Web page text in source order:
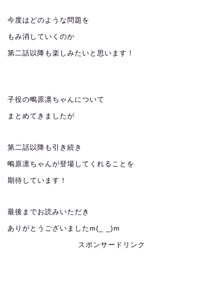
今度はどのような問題を
もみ消していくのか
第二話以降も楽しみたいと思います！
子役の鴫原凛ちゃんについて
まとめてきましたが
第二話以降も引き続き
鴫原凛ちゃんが登場してくれることを
期待しています！
最後までお読みいただき
ありがとうございましたm(_ _)m
スポンサードリンク